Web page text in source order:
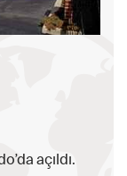
açıldı.